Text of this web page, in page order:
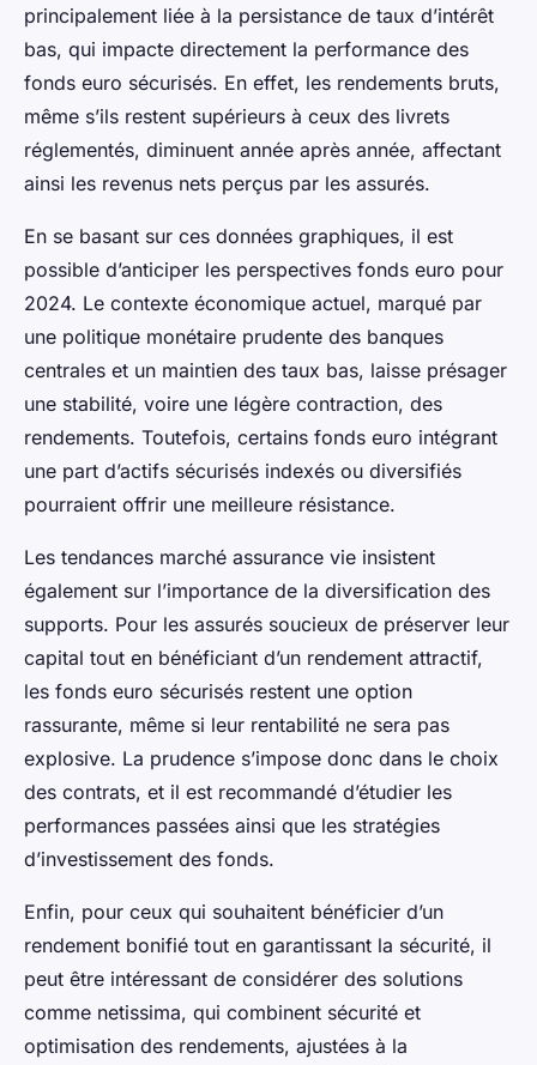
principalement liée à la persistance de taux d’intérêt
bas, qui impacte directement la performance des
fonds euro sécurisés. En effet, les rendements bruts,
même s’ils restent supérieurs à ceux des livrets
réglementés, diminuent année après année, affectant
ainsi les revenus nets perçus par les assurés.
En se basant sur ces données graphiques, il est
possible d’anticiper les perspectives fonds euro pour
2024. Le contexte économique actuel, marqué par
une politique monétaire prudente des banques
centrales et un maintien des taux bas, laisse présager
une stabilité, voire une légère contraction, des
rendements. Toutefois, certains fonds euro intégrant
une part d’actifs sécurisés indexés ou diversifiés
pourraient offrir une meilleure résistance.
Les tendances marché assurance vie insistent
également sur l’importance de la diversification des
supports. Pour les assurés soucieux de préserver leur
capital tout en bénéficiant d’un rendement attractif,
les fonds euro sécurisés restent une option
rassurante, même si leur rentabilité ne sera pas
explosive. La prudence s’impose donc dans le choix
des contrats, et il est recommandé d’étudier les
performances passées ainsi que les stratégies
d’investissement des fonds.
Enfin, pour ceux qui souhaitent bénéficier d’un
rendement bonifié tout en garantissant la sécurité, il
peut être intéressant de considérer des solutions
comme netissima, qui combinent sécurité et
optimisation des rendements, ajustées à la